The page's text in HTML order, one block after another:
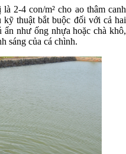
2-4 con/m² cho ao thâm canh
kỹ thuật bắt buộc đối với cả hai
như ống nhựa hoặc chà khô,
sáng của cá chình.